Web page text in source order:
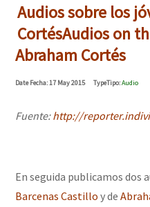
Audios sobre los
CortésAudios on
Abraham Cortés
DateFecha: 17 May 2015 TypeTipo:Audio
Fuente:http://
En seguida publicamos dos
Barcenas Castillo y de